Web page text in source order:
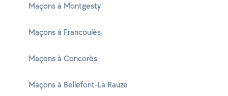
Maçons à Montgesty
Maçons à Francoulès
Maçons à Concorès
Maçons à Bellefont-La Rauze